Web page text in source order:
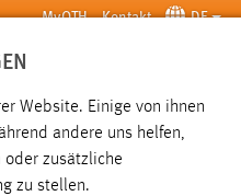
MyOTH Kontakt DE
SUCHE
Website. Einige von ihnen
andere uns helfen,
oder zusätzliche
zu stellen.